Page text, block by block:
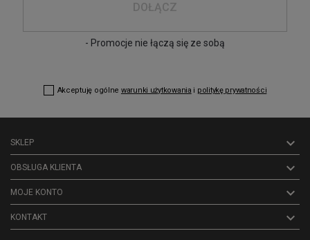
DOŁĄCZ
- Promocje nie łączą się ze sobą
Akceptuję ogólne warunki użytkowania i politykę prywatności
SKLEP 
OBSŁUGA KLIENTA 
MOJE KONTO 
KONTAKT keyboard_arrow_down